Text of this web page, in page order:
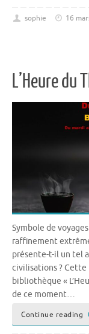
sophie 16
L’Heure du
Symbole de
raffinement
présente-t-il un tel
civilisations ? Cette
bibliothèque «
de ce moment…
Continue reading